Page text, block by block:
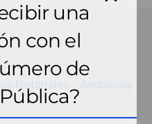
Notariales - Andalucía
una
con el
de